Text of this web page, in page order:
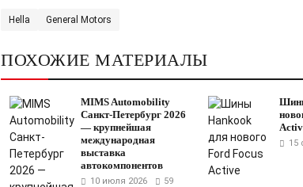
Hella General Motors
ПОХОЖИЕ МАТЕРИАЛЫ
MIMS Automobility
Санкт-Петербург 2026
— крупнейшая
международная
выставка
автокомпонентов
10 июля 2026 59
15